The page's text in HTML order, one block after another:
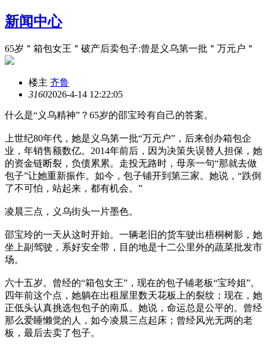
新闻中心
65岁＂箱包女王＂破产后卖包子:曾是义乌第一批＂万元户＂
楼主 齐鲁
31602026-4-14 12:22:05
什么是“义乌精神”？65岁的邵宝玲有自己的答案。
上世纪80年代，她是义乌第一批“万元户”，后来创办箱包企
业，年销售额数亿。2014年前后，因为决策失误替人担保，她
的资金链断裂，负债累累。走投无路时，母亲一句“那就去做
包子”让她重新振作。如今，包子铺开到第三家。她说，“跌倒
了不可怕，站起来，都有机会。”
凌晨三点，义乌街头一片墨色。
邵宝玲的一天从这时开始。一辆老旧的货车驶出梧桐树影，她
坐上副驾驶，系好安全带，目的地是十二公里外的蔬菜批发市
场。
六十五岁。曾经的“箱包女王”，现在的包子铺老板“宝玲姐”。
四年前这个点，她躺在出租屋里数天花板上的裂纹；现在，她
正低头认真挑选包包子的南瓜。她说，命运总是公平的。曾经
那么爱睡懒觉的人，如今凌晨三点起床；曾经风光无两的老
板，最后去卖了包子。